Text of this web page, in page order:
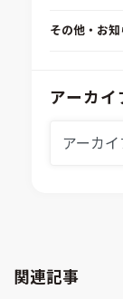
組込みソフ
システムシ
CAD連携・
Ansys
Virtual
その他・お知
IDAJからの
アーカイ
関連記事